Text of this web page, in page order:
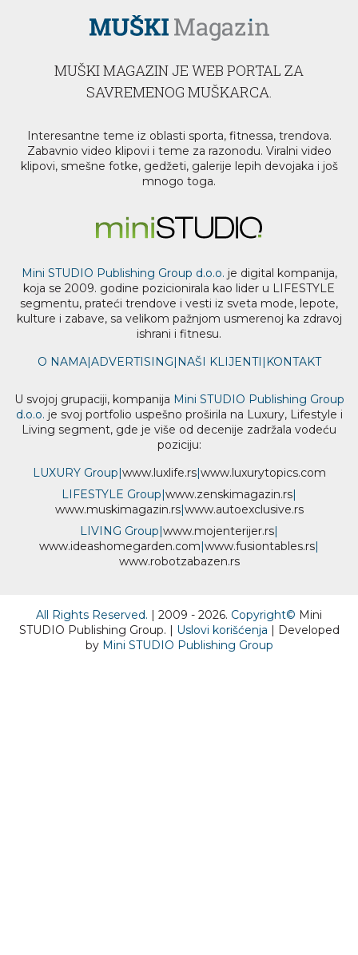
MUŠKI MAGAZIN JE WEB PORTAL ZA
SAVREMENOG MUŠKARCA.
Interesantne teme iz oblasti sporta, fitnessa, trendova.
Zabavnio video klipovi i teme za razonodu. Viralni video
klipovi, smešne fotke, gedžeti, galerije lepih devojaka i još
mnogo toga.
Mini STUDIO Publishing Group d.o.o. je digital kompanija,
koja se 2009. godine pozicionirala kao lider u LIFESTYLE
segmentu, prateći trendove i vesti iz sveta mode, lepote,
kulture i zabave, sa velikom pažnjom usmerenoj ka zdravoj
ishrani i fitnesu.
O NAMA|ADVERTISING| NAŠI KLIJENTI | KONTAKT
U svojoj grupaciji, kompanija Mini STUDIO Publishing Group
d.o.o. je svoj portfolio uspešno proširila na Luxury, Lifestyle i
Living segment, gde je više od decenije zadržala vodeću
poziciju:
LUXURY Group|www.luxlife.rs|www.luxurytopics.com
LIFESTYLE Group|www.zenskimagazin.rs|
www.muskimagazin.rs|www.autoexclusive.rs
LIVING Group|www.mojenterijer.rs|
www.ideashomegarden.com|www.fusiontables.rs|
www.robotzabazen.rs
All Rights Reserved. | 2009 - 2026. Copyright© Mini
STUDIO Publishing Group. | Uslovi korišćenja | Developed
by Mini STUDIO Publishing Group